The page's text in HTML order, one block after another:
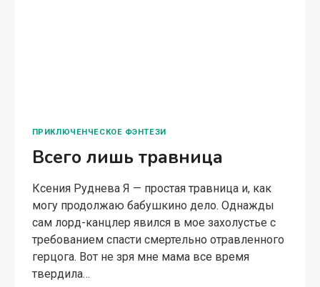
ПРИКЛЮЧЕНЧЕСКОЕ ФЭНТЕЗИ
Всего лишь травница
Ксения Руднева Я — простая травница и, как
могу продолжаю бабушкино дело. Однажды
сам лорд-канцлер явился в мое захолустье с
требованием спасти смертельно отравленного
герцога. Вот не зря мне мама все время
твердила…